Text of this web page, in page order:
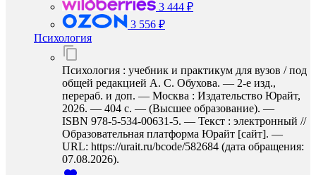
3 444 ₽
3 556 ₽
Психология
Психология : учебник и практикум для вузов / под
общей редакцией А. С. Обухова. — 2-е изд.,
перераб. и доп. — Москва : Издательство Юрайт,
2026. — 404 с. — (Высшее образование). —
ISBN 978-5-534-00631-5. — Текст : электронный //
Образовательная платформа Юрайт [сайт]. —
URL: https://urait.ru/bcode/582684 (дата обращения:
07.08.2026).